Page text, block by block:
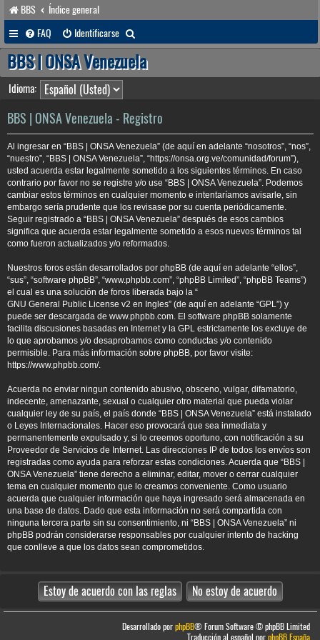
BBS
Índice general
FAQ
Identificarse
u
s
a
r
BBS | ONSA Venezuela
Idioma:
BBS | ONSA Venezuela - Registro
Al ingresar en “BBS | ONSA Venezuela” (de aquí en adelante “nosotros”, “nos”,
“nuestro”, “BBS | ONSA Venezuela”, “https://onsa.org.ve/comunidad/forum”),
usted acuerda estar legalmente sometido a los siguientes términos. En caso
contrario por favor no se registre y/o use “BBS | ONSA Venezuela”. Podemos
cambiar estos términos en cualquier momento e intentaríamos avisarle, sin
embargo sería prudente que los revisase por su cuenta periódicamente.
Seguir registrado a “BBS | ONSA Venezuela” después de esos cambios
significa que acuerda estar legalmente sometido a esos nuevos términos tal
como fueron actualizados y/o reformados.
Nuestros foros están desarrollados por phpBB (de aquí en adelante “ellos”,
“sus”, “software phpBB”, “www.phpbb.com”, “phpBB Limited”, “phpBB Teams”)
el cual es una solución de foros liberada bajo la “
GNU General Public License v2 en Ingles” (de aquí en adelante “GPL”) y
puede ser descargada de www.phpbb.com. El software phpBB solamente
facilita discusiones basadas en Internet y la GPL estrictamente los excluye de
lo que aprobamos y/o desaprobamos como conductas y/o contenido
permisible. Para más información sobre phpBB, por favor visite:
https://www.phpbb.com/.
Acuerda no enviar ningun contenido abusivo, obsceno, vulgar, difamatorio,
indecente, amenazante, sexual o cualquier otro material que pueda violar
cualquier ley de su país, el país donde “BBS | ONSA Venezuela” está instalado
o Leyes Internacionales. Hacer eso provocará que sea inmediata y
permanentemente expulsado y, si lo creemos oportuno, con notificación a su
Proveedor de Servicios de Internet. Las direcciones IP de todos los envíos son
registradas como ayuda para reforzar estas condiciones. Acuerda que “BBS |
ONSA Venezuela” tiene derecho a eliminar, editar, mover o cerrar cualquier
tema en cualquier momento que lo creamos conveniente. Como usuario
acuerda que cualquier información que haya ingresado será almacenada en
una base de datos. Dado que esta información no será compartida con
ninguna tercera parte sin su consentimiento, ni “BBS | ONSA Venezuela” ni
phpBB podrán considerarse responsables por cualquier intento de hacking
que conlleve a que los datos sean comprometidos.
Desarrollado porphpBB® Forum Software © phpBB Limited
Traducción al español porphpBB España